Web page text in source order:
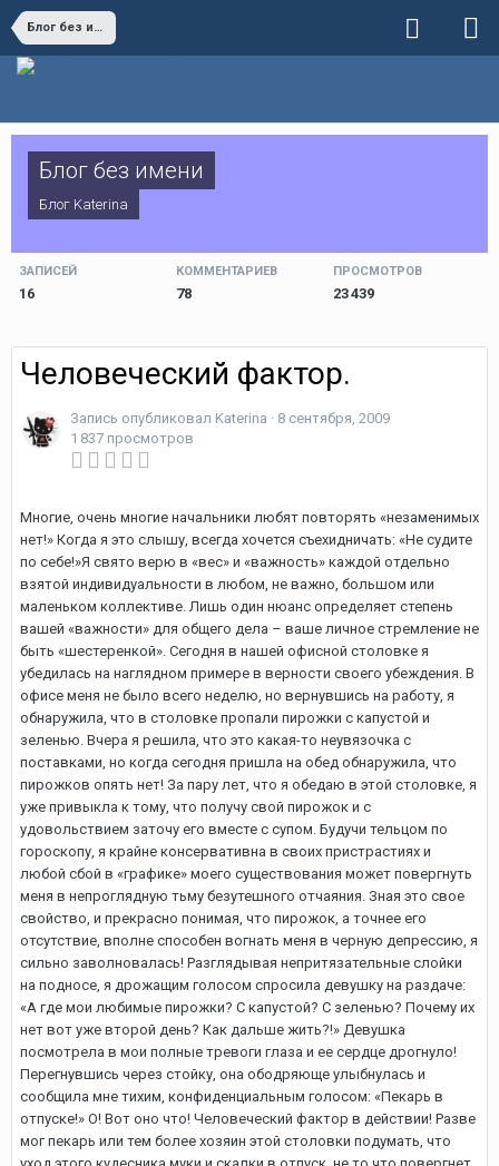
Блог без имени
Блог без имени
Блог Katerina
ЗАПИСЕЙ
16
КОММЕНТАРИЕВ
78
ПРОСМОТРОВ
23 439
Человеческий фактор.
Запись опубликовал Katerina · 8 сентября, 2009
1 837 просмотров
Многие, очень многие начальники любят повторять «незаменимых
нет!» Когда я это слышу, всегда хочется съехидничать: «Не судите
по себе!»Я свято верю в «вес» и «важность» каждой отдельно
взятой индивидуальности в любом, не важно, большом или
маленьком коллективе. Лишь один нюанс определяет степень
вашей «важности» для общего дела – ваше личное стремление не
быть «шестеренкой». Сегодня в нашей офисной столовке я
убедилась на наглядном примере в верности своего убеждения. В
офисе меня не было всего неделю, но вернувшись на работу, я
обнаружила, что в столовке пропали пирожки с капустой и
зеленью. Вчера я решила, что это какая-то неувязочка с
поставками, но когда сегодня пришла на обед обнаружила, что
пирожков опять нет! За пару лет, что я обедаю в этой столовке, я
уже привыкла к тому, что получу свой пирожок и с
удовольствием заточу его вместе с супом. Будучи тельцом по
гороскопу, я крайне консервативна в своих пристрастиях и
любой сбой в «графике» моего существования может повергнуть
меня в непроглядную тьму безутешного отчаяния. Зная это свое
свойство, и прекрасно понимая, что пирожок, а точнее его
отсутствие, вполне способен вогнать меня в черную депрессию, я
сильно заволновалась! Разглядывая непритязательные слойки
на подносе, я дрожащим голосом спросила девушку на раздаче:
«А где мои любимые пирожки? С капустой? С зеленью? Почему их
нет вот уже второй день? Как дальше жить?!» Девушка
посмотрела в мои полные тревоги глаза и ее сердце дрогнуло!
Перегнувшись через стойку, она ободряюще улыбнулась и
сообщила мне тихим, конфиденциальным голосом: «Пекарь в
отпуске!» О! Вот оно что! Человеческий фактор в действии! Разве
мог пекарь или тем более хозяин этой столовки подумать, что